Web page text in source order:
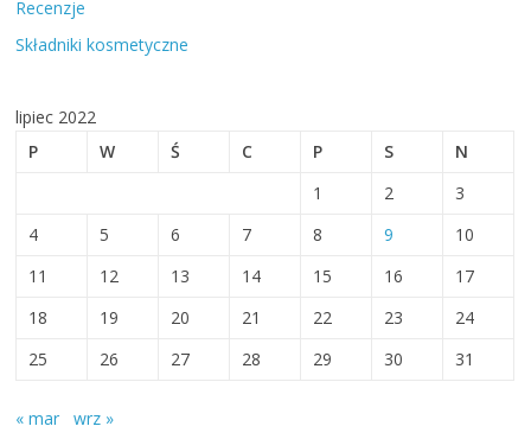
Recenzje
Składniki kosmetyczne
lipiec 2022
P
W Ś C P S
N
1
2
3
4
5 6 7 8 9
10
11
12 13 14 15 16
17
18
19 20 21 22 23
24
25
26 27 28 29 30 31
« mar wrz »